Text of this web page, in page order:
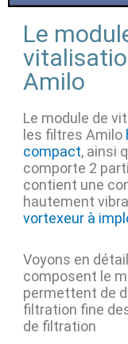
Le
Amilo
Le module de
les filtres Amilo
compact, ainsi
comporte 2
contient une
hautement
vortexeur à
Voyons en
composent le
permettent de
filtration fine
de filtration